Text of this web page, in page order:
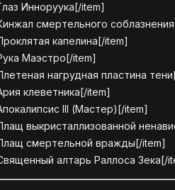
Инноруука[/item]
смертельного
капелина[/item]
Маэстро[/item]
нагрудная пластина
клеветника[/item]
III (Мастер)[/item]
выкристаллизованной
смертельной вражды[/item]
алтарь Раллоса Зека[/